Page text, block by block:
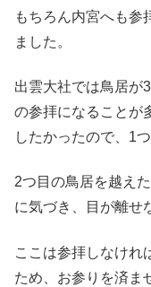
もちろん内宮へも参
ました。
出雲大社では鳥居が
の参拝になることが
したかったので、1
2つ目の鳥居を越え
に気づき、目が離せ
ここは参拝しなけれ
ため、お参りを済ま